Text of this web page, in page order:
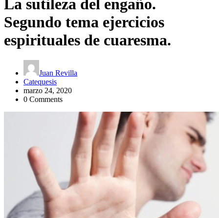
La sutileza del engaño.
Segundo tema ejercicios
espirituales de cuaresma.
Juan Revilla
Catequesis
marzo 24, 2020
0 Comments